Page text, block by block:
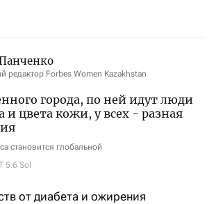
редактор Forbes Women Kazakhstan
становится глобальной
5.6 Sol
от диабета и ожирения